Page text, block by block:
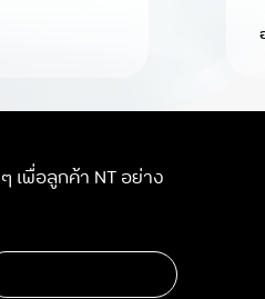
เพื่อลูกค้า NT อย่าง